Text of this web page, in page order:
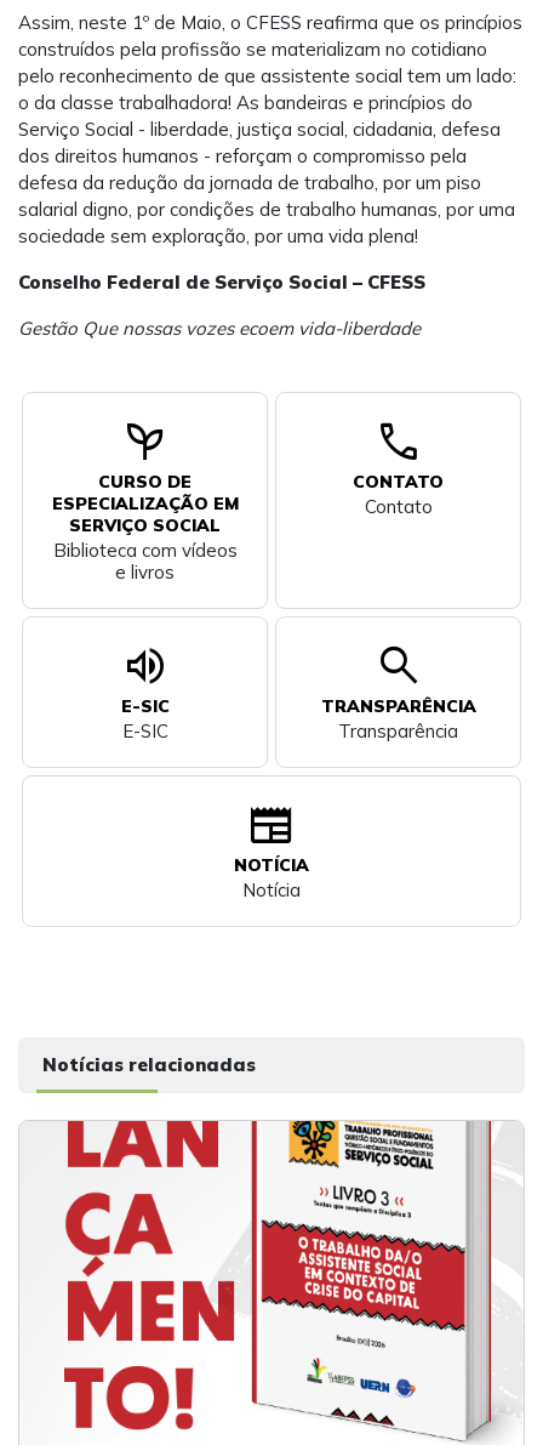
Assim, neste 1º de Maio, o CFESS reafirma que os princípios
construídos pela profissão se materializam no cotidiano
pelo reconhecimento de que assistente social tem um lado:
o da classe trabalhadora! As bandeiras e princípios do
Serviço Social - liberdade, justiça social, cidadania, defesa
dos direitos humanos - reforçam o compromisso pela
defesa da redução da jornada de trabalho, por um piso
salarial digno, por condições de trabalho humanas, por uma
sociedade sem exploração, por uma vida plena!
Conselho Federal de Serviço Social – CFESS
Gestão Que nossas vozes ecoem vida-liberdade
psychiatry
CURSO DE
ESPECIALIZAÇÃO EM
SERVIÇO SOCIAL
Biblioteca com vídeos
e livros
call
CONTATO
Contato
volume_up
E-SIC
E-SIC
search
TRANSPARÊNCIA
Transparência
newspaper
NOTÍCIA
Notícia
Notícias relacionadas